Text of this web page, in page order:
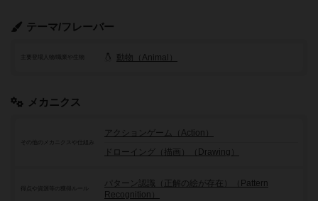
テーマ/フレーバー
動物（Animal）
メカニクス
その他のメカニクスや仕組み
アクションゲーム（Action）
ドローイング（描画）（Drawing）
パターン認識（正解の絵が存在）（Pattern
Recognition）